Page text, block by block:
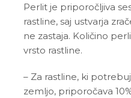
Perlit je priporočljiva
rastline, saj ustvarja
ne zastaja. Količino
vrsto rastline.
– Za rastline, ki
zemljo, priporočava